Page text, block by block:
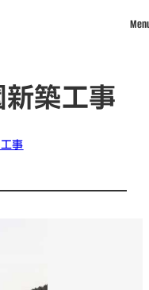
築工事
事